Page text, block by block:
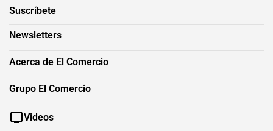
Suscríbete
Newsletters
Acerca de El Comercio
Grupo El Comercio
Videos